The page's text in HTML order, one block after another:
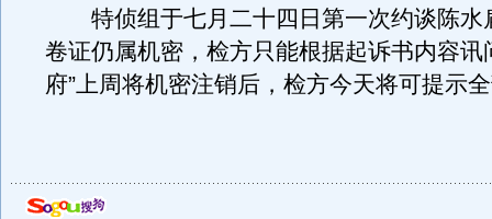
特侦组于七月二十四日第一次约谈陈水
卷证仍属机密，检方只能根据起诉书内容讯
府”上周将机密注销后，检方今天将可提示